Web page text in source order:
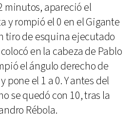
minutos, apareció el
y rompió el 0 en el Gigante
tiro de esquina ejecutado
en la cabeza de Pablo
el ángulo derecho de
pone el 1 a 0. Y antes del
se quedó con 10, tras la
Rébola.